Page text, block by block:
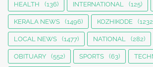
HEALTH (136) INTERNATIONAL (125)
KERALA NEWS (1496) KOZHIKODE
LOCAL NEWS (1477) NATIONAL (282)
OBITUARY (552) SPORTS (63)